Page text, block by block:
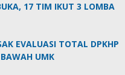
17 TIM IKUT 3 LOMBA
EVALUASI TOTAL DPKHP
UMK